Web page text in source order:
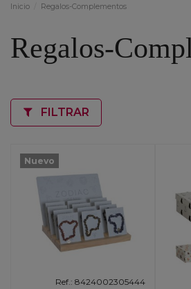
Inicio Regalos-Complementos
Regalos-
FILTRAR
Nuevo
Ref.: 8424002305444